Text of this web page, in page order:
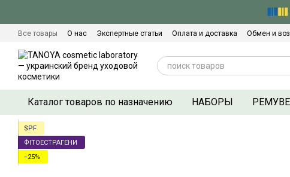
Все товары О нас Экспертные статьи Оплата и доставка Обмен и
Каталог товаров по назначению НАБОРЫ
SPF
ФІТОЕСТРАГЕНИ
−25%